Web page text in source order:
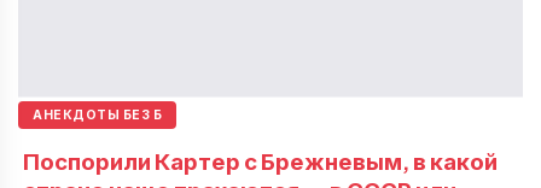
АНЕКДОТЫ БЕЗ Б
Поспорили Картер с Брежневым, в какой